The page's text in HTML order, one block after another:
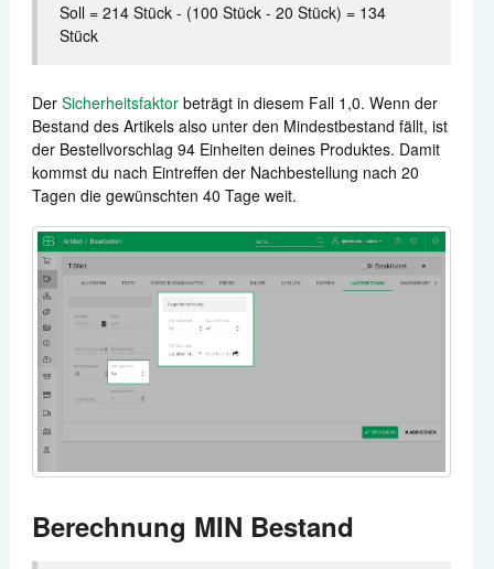
Soll = 214 Stück - (100 Stück - 20 Stück) = 134
Stück
Der Sicherheitsfaktorbeträgt in diesem Fall 1,0. Wenn der
Bestand des Artikels also unter den Mindestbestand fällt, ist
der Bestellvorschlag 94 Einheiten deines Produktes. Damit
kommst du nach Eintreffen der Nachbestellung nach 20
Tagen die gewünschten 40 Tage weit.
Berechnung MIN Bestand